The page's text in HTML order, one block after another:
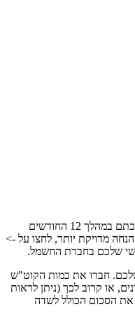
על מנת לדעת את סך כמות הקוט"ש שצרכתם במהלך 12 החודשים
מדויקת יותר, לחצו על ->
שלכם בחברת החשמל.
חברו את כמות הקוט"ש
האחרונים, או קרוב לכך (ניתן לראות
את הסכום הכולל לשדה